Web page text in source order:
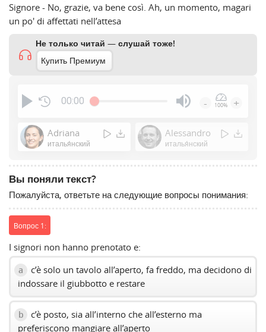
Signore - No, grazie, va bene così. Ah, un momento, magari
un po' di affettati nell’attesa
Не только читай — слушай тоже!
Купить Премиум
00:00
or
volume
- 100% +
Adriana
италья́нский
Alessandro
италья́нский
Вы поняли текст?
Пожалуйста, ответьте на следующие вопросы понимания:
Вопрос 1:
I signori non hanno prenotato e:
a
c’è solo un tavolo all’aperto, fa freddo, ma decidono di
indossare il giubbotto e restare
b
c’è posto, sia all’interno che all’esterno ma
preferiscono mangiare all’aperto